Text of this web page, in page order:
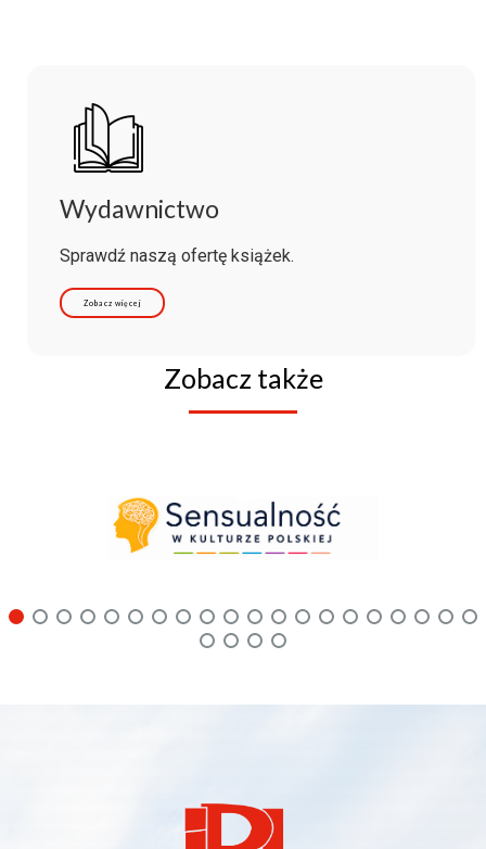
Wydawnictwo
Sprawdź naszą ofertę książek.
Zobacz więcej
Zobacz także